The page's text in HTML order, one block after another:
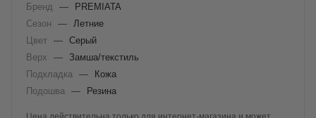
Бренд
—
PREMIATA
Сезон
—
Летние
Цвет — Серый
Верх
— Замша/текстиль
Подкладка
—
Кожа
Подошва
— Резина